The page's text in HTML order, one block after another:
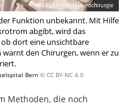
Funktion unbekannt. Mit Hilfe
abgibt, wird das
dort eine unsichtbare
den Chirurgen, wenn er zu
Bern © CC BY-NC 4.0
Methoden, die noch